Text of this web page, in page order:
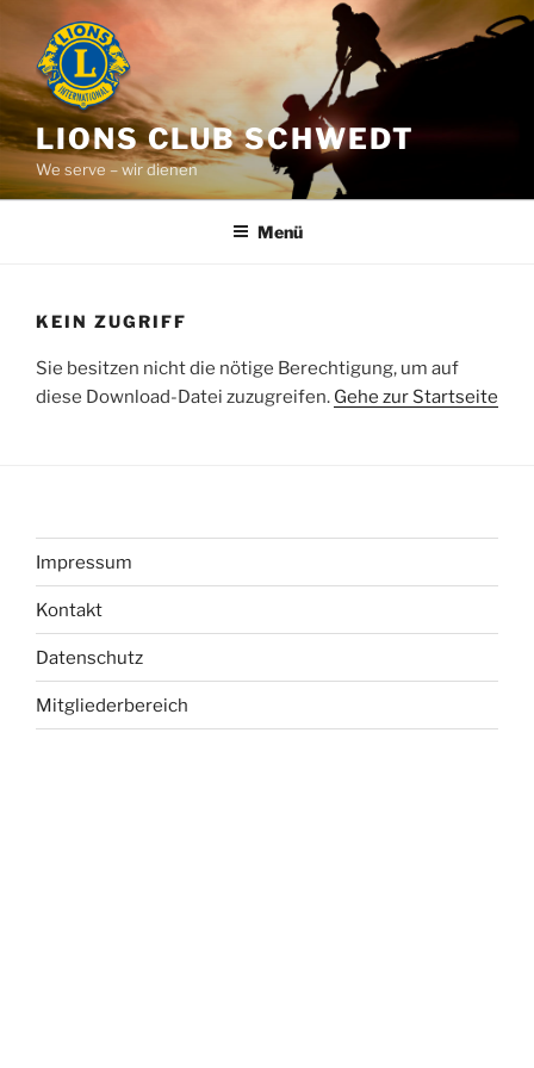
springen
LIONS CLUB SCHWEDT
We serve – wir dienen
Menü
KEIN ZUGRIFF
Sie besitzen nicht die nötige Berechtigung, um auf
diese Download-Datei zuzugreifen. Gehe zur Startseite
Impressum
Kontakt
Datenschutz
Mitgliederbereich